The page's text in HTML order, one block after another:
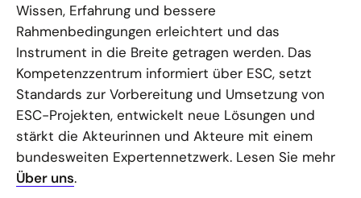
Wissen, Erfahrung und bessere
Rahmenbedingungen erleichtert und das
Instrument in die Breite getragen werden. Das
Kompetenzzentrum informiert über ESC, setzt
Standards zur Vorbereitung und Umsetzung von
ESC-Projekten, entwickelt neue Lösungen und
stärkt die Akteurinnen und Akteure mit einem
bundesweiten Expertennetzwerk. Lesen Sie mehr
Über uns.